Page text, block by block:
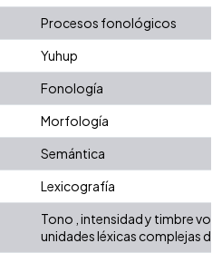
Procesos fonológicos
Yuhup
Fonología
Morfología
Semántica
Lexicografía
Tono , intensidad y timbre
unidades léxicas complejas